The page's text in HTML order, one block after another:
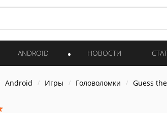
ANDROID НОВОСТИ
Android Игры Головоломки Guess